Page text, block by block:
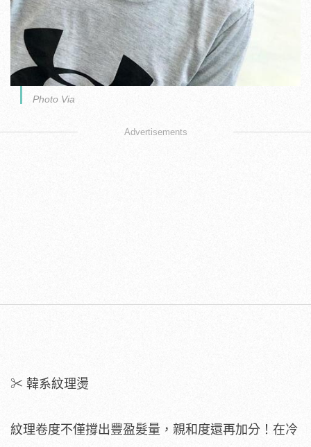
Photo Via
Advertisements
✂ 韓系紋理燙
紋理卷度不僅撐出豐盈髮量，親和度還再加分！在冷